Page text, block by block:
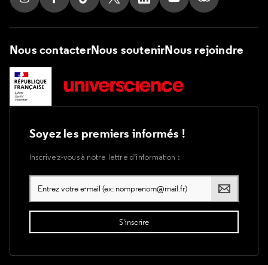
Suivez nous sur Instagram
Suivez nous sur Facebook
Suivez nous sur Tik Tok
Suivez nous sur X
Suivez nous sur LinkedIn
Suivez nous sur
Suivez nous
Nous contacterNous soutenirNous rejoindre
Soyez les premiers informés !
Inscrivez-vous à notre lettre d’information :